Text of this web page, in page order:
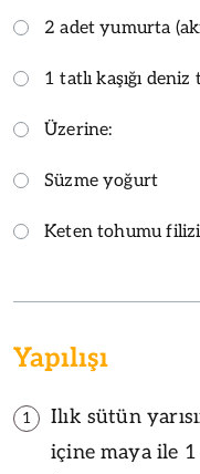
2 adet yumurta
1 tatlı kaşığı deniz
Üzerine:
Süzme yoğurt
Keten tohumu filizi
Yapılışı
1
Ilık sütün
içine maya ile 1